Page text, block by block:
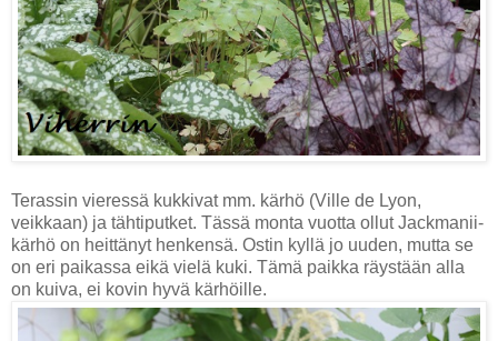
Terassin vieressä kukkivat mm. kärhö (Ville de Lyon,
veikkaan) ja tähtiputket. Tässä monta vuotta ollut Jackmanii-
kärhö on heittänyt henkensä. Ostin kyllä jo uuden, mutta se
on eri paikassa eikä vielä kuki. Tämä paikka räystään alla
on kuiva, ei kovin hyvä kärhöille.